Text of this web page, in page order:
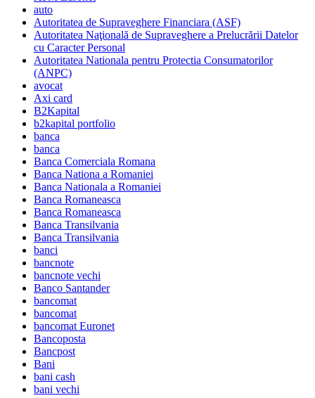
auto
Autoritatea de Supraveghere Financiara (ASF)
Autoritatea Naţională de Supraveghere a Prelucrării Datelor
cu Caracter Personal
Autoritatea Nationala pentru Protectia Consumatorilor
(ANPC)
avocat
Axi card
B2Kapital
b2kapital portfolio
banca
banca
Banca Comerciala Romana
Banca Nationa a Romaniei
Banca Nationala a Romaniei
Banca Romaneasca
Banca Romaneasca
Banca Transilvania
Banca Transilvania
banci
bancnote
bancnote vechi
Banco Santander
bancomat
bancomat
bancomat Euronet
Bancoposta
Bancpost
Bani
bani cash
bani vechi